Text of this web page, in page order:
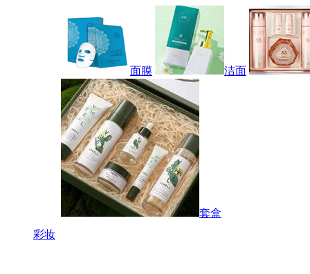
面膜 洁面
套盒
彩妆